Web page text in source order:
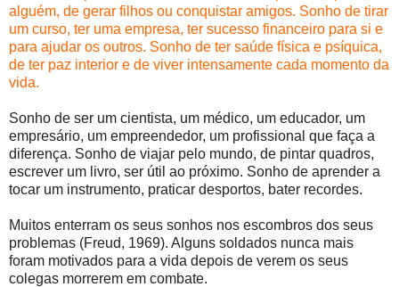
alguém, de gerar filhos ou conquistar amigos. Sonho de tirar
um curso, ter uma empresa, ter sucesso financeiro para si e
para ajudar os outros. Sonho de ter saúde física e psíquica,
de ter paz interior e de viver intensamente cada momento da
vida.
Sonho de ser um cientista, um médico, um educador, um
empresário, um empreendedor, um profissional que faça a
diferença. Sonho de viajar pelo mundo, de pintar quadros,
escrever um livro, ser útil ao próximo. Sonho de aprender a
tocar um instrumento, praticar desportos, bater recordes.
Muitos enterram os seus sonhos nos escombros dos seus
problemas (Freud, 1969). Alguns soldados nunca mais
foram motivados para a vida depois de verem os seus
colegas morrerem em combate.